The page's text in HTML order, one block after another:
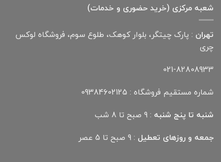
شعبه مرکزی (خرید حضوری و خدمات)
تهران : پارک چیتگر، بلوار کوهک، طلوع سوم، فروشگاه لوکس
چری
021-82808933
شماره مستقیم فروشگاه : 09384602125
شنبه تا پنج شنبه : 9 صبح تا 8 شب
جمعه و روزهای تعطیل : 9 صبح تا 5 عصر